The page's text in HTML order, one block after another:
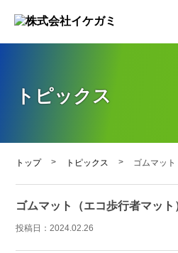
トピックス
トップ > トピックス > ゴムマット
ゴムマット（エコ歩行者マット
投稿日：2024.02.26